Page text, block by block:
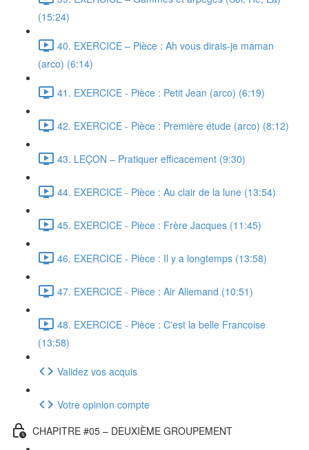
(15:24)
40. EXERCICE – Pièce : Ah vous dirais-je maman
(arco) (6:14)
41. EXERCICE - Pièce : Petit Jean (arco) (6:19)
42. EXERCICE - Pièce : Première étude (arco) (8:12)
43. LEÇON – Pratiquer efficacement (9:30)
44. EXERCICE - Pièce : Au clair de la lune (13:54)
45. EXERCICE - Pièce : Frère Jacques (11:45)
46. EXERCICE - Pièce : Il y a longtemps (13:58)
47. EXERCICE - Pièce : Air Allemand (10:51)
48. EXERCICE - Pièce : C'est la belle Francoise
(13:58)
Validez vos acquis
Votre opinion compte
CHAPITRE #05 – DEUXIÈME GROUPEMENT